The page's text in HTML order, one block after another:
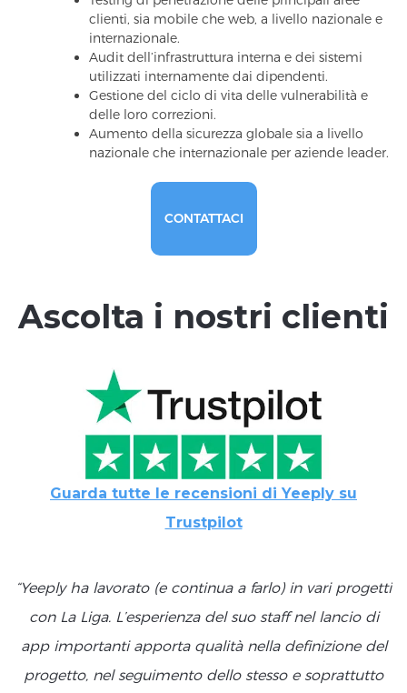
clienti, sia mobile che web, a livello nazionale e
internazionale.
Audit dell’infrastruttura interna e dei sistemi
utilizzati internamente dai dipendenti.
Gestione del ciclo di vita delle vulnerabilità e
delle loro correzioni.
Aumento della sicurezza globale sia a livello
nazionale che internazionale per aziende leader.
CONTATTACI
Ascolta i nostri clienti
Guarda tutte le recensioni di Yeeply su
Trustpilot
“Yeeply ha lavorato (e continua a farlo) in vari progetti
con La Liga. L’esperienza del suo staff nel lancio di
app importanti apporta qualità nella definizione del
progetto, nel seguimento dello stesso e soprattutto